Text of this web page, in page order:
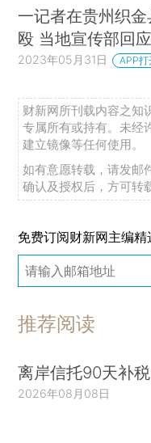
一记者在贵州织
殴 当地宣传部回
2023年05月31日 APP打
财新网所刊载内容之知
专属所有或持有。未经
建立镜像等任何使用。
如有意愿转载，请发邮
确认及授权后，方可转
免费订阅财新网主编精
推荐阅读
离岸信托90天补
2026年08月08日